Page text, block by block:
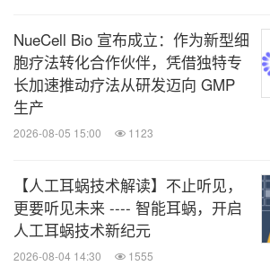
NueCell Bio 宣布成立：作为新型细
胞疗法转化合作伙伴，凭借独特专
长加速推动疗法从研发迈向 GMP
生产
2026-08-05 15:00 1123
【人工耳蜗技术解读】不止听见，
更要听见未来 ---- 智能耳蜗，开启
人工耳蜗技术新纪元
2026-08-04 14:30 1555